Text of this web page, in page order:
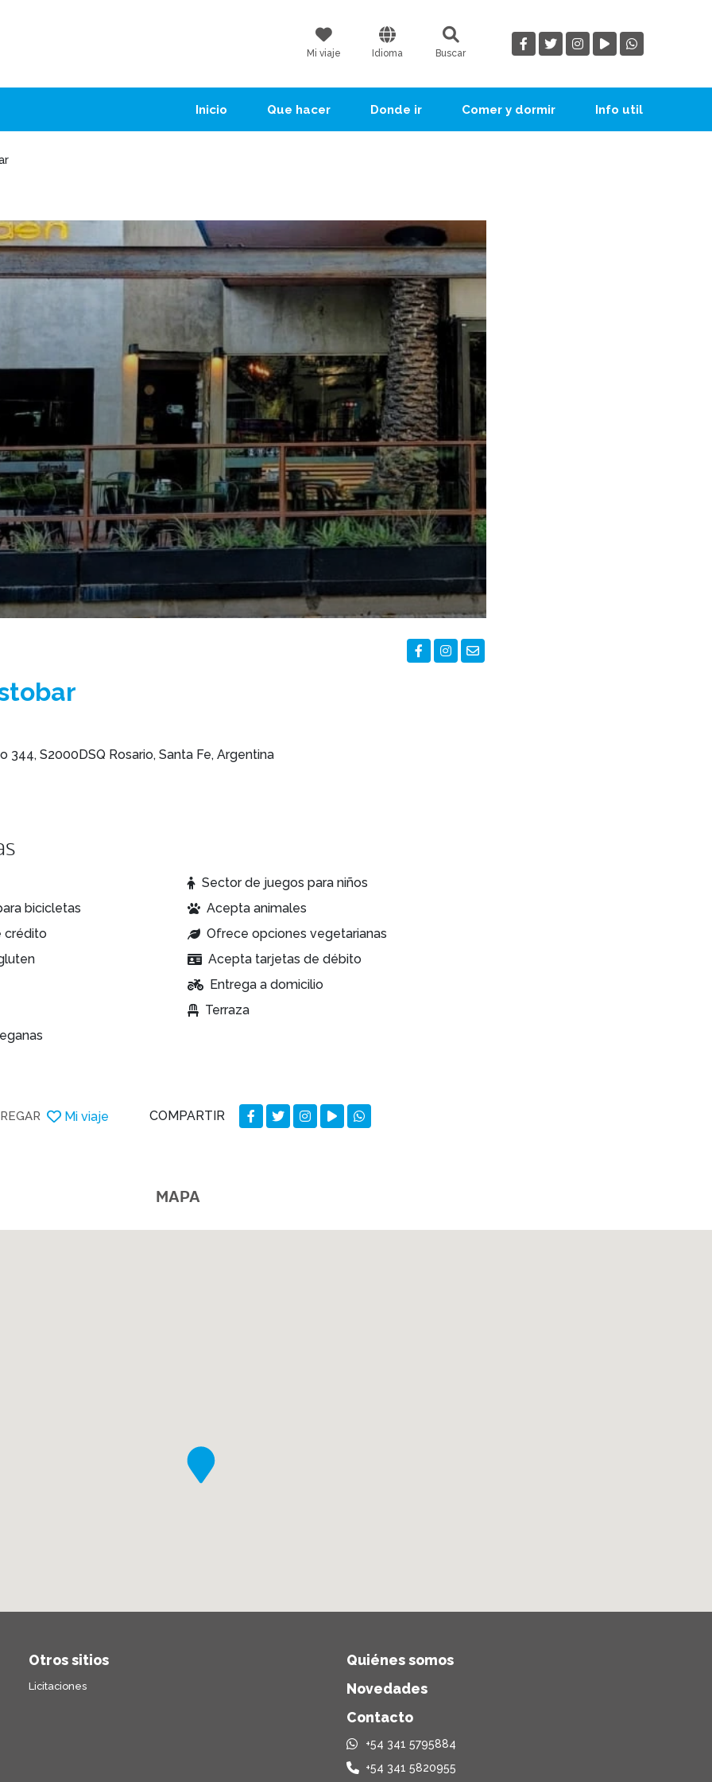
Mi viaje Idioma Buscar
Inicio Que hacer Donde ir Comer y dormir Info util
344, S2000DSQ Rosario, Santa Fe, Argentina
Sector de juegos para niños
bicicletas
Acepta animales
crédito
Ofrece opciones vegetarianas
Acepta tarjetas de débito
Entrega a domicilio
Terraza
Mi viaje COMPARTIR
MAPA
Otros sitios
Licitaciones
Quiénes somos
Novedades
Contacto
+54 341 5795884
+54 341 5820955